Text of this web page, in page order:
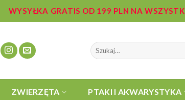
WYSYŁKA GRATIS OD 199 PLN NA
Szukaj:
ZWIERZĘTA PTAKI I AKWARYSTYKA